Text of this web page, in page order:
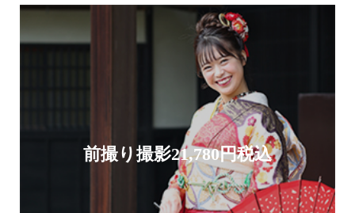
前撮り撮影21,780円税込